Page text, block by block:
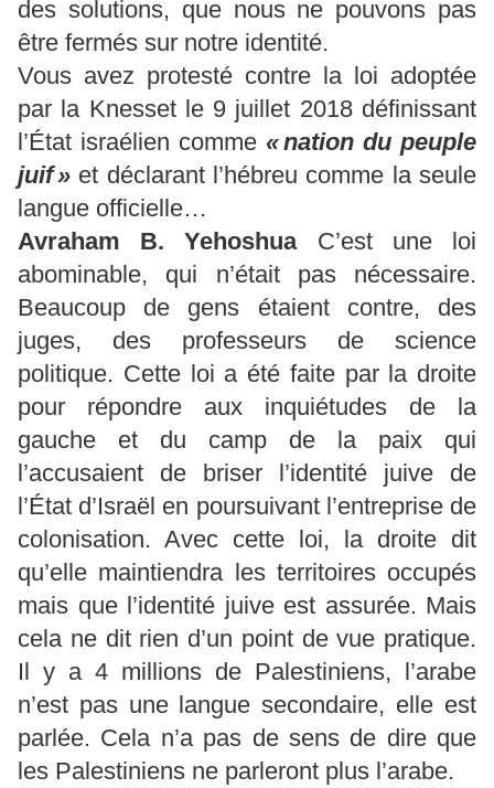
des solutions, que nous ne pouvons pas
être fermés sur notre identité.
Vous avez protesté contre la loi adoptée
par la Knesset le 9 juillet 2018 définissant
l’État israélien comme « nation du peuple
juif » et déclarant l’hébreu comme la seule
langue officielle…
Avraham B.
YehoshuaC’est une loi
abominable, qui n’était pas nécessaire.
Beaucoup de gens étaient contre, des
juges, des professeurs de science
politique. Cette loi a été faite par la droite
pour répondre aux inquiétudes de la
gauche et du camp de la paix qui
l’accusaient de briser l’identité juive de
l’État d’Israël en poursuivant l’entreprise de
colonisation. Avec cette loi, la droite dit
qu’elle maintiendra les territoires occupés
mais que l’identité juive est assurée. Mais
cela ne dit rien d’un point de vue pratique.
Il y a 4 millions de Palestiniens, l’arabe
n’est pas une langue secondaire, elle est
parlée. Cela n’a pas de sens de dire que
les Palestiniens ne parleront plus l’arabe.